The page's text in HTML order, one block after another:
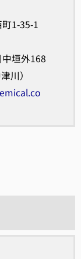
1-35-1
垣外168
川）